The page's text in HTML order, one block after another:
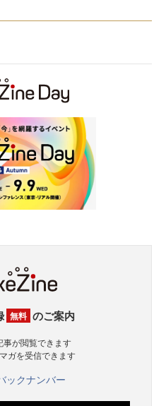
無料 のご案内
事が閲覧できます
ガを受信できます
ックナンバー